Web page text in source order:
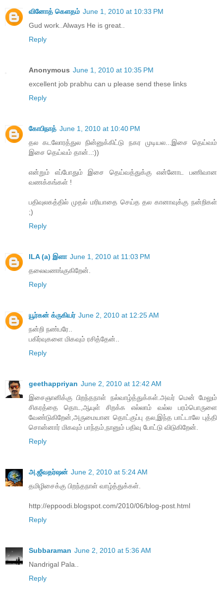
வினோத் கெளதம் June 1, 2010 at 10:33 PM
Gud work..Always He is great..
Reply
Anonymous June 1, 2010 at 10:35 PM
excellent job prabhu can u please send these links
Reply
கோபிநாத் June 1, 2010 at 10:40 PM
தல கடலோரத்துல நின்னுக்கிட்டு நகர முடியல...இசை தெய்வம்
இசை தெய்வம் தான்..:))
என்றும் எப்போதும் இசை தெய்வத்துக்கு என்னோட பணிவான
வணக்கங்கள் !
பதிவுலகத்தில் முதல் மரியாதை செய்த தல கானாவுக்கு நன்றிகள்
;)
Reply
ILA (a) இளா June 1, 2010 at 11:03 PM
தலைவணங்குகிறேன்.
Reply
யூர்கன் க்ருகியர் June 2, 2010 at 12:25 AM
நன்றி நண்பரே..
பகிர்வுகளை மிகவும் ரசித்தேன்..
Reply
geethappriyan June 2, 2010 at 12:42 AM
இசைஞானிக்கு பிறந்தநாள் நல்வாழ்த்துக்கள்.அவர் மென் மேலும்
சிகரத்தை தொட,ஆயுள் சிறக்க எல்லாம் வல்ல பரம்பொருளை
வேண்டுகிறேன்,அருமையான தொட்குப்பு தல,இந்த பாட்டாலே புத்தி
சொன்னார் மிகவும் பாந்தம்,நானும் பதிவு போட்டு விடுகிறேன்.
Reply
அ.ஜீவதர்ஷன் June 2, 2010 at 5:24 AM
தமிழிசைக்கு பிறந்தநாள் வாழ்த்துக்கள்.
http://eppoodi.blogspot.com/2010/06/blog-post.html
Reply
Subbaraman June 2, 2010 at 5:36 AM
Nandrigal Pala..
Reply